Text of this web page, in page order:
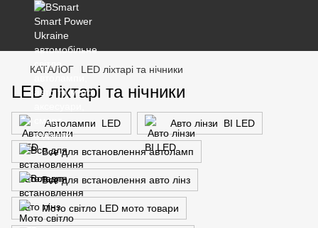
КАТАЛОГ LED ліхтарі та нічники
LED ліхтарі та нічники
Автолампи LED Авто лінзи BI LED
Все для встановлення автоламп
Все для встановлення авто лінз
Мото світло LED мото товари